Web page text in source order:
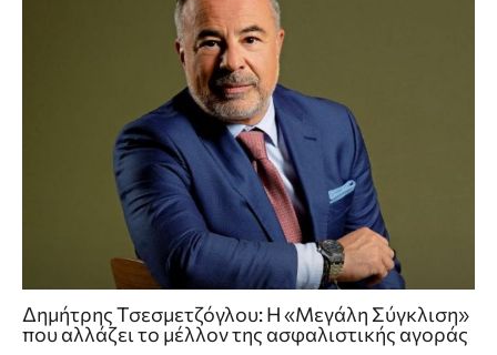
Δημήτρης Τσεσμετζόγλου: Η «Μεγάλη Σύγκλιση»
που αλλάζει το μέλλον της ασφαλιστικής αγοράς